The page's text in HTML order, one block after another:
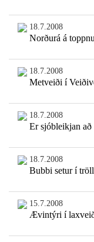
18.7.2008
Norðurá á
18.7.2008
Metveiði í
18.7.2008
Er sjóbleikjan að
18.7.2008
Bubbi setur í tröll
15.7.2008
Ævintýri í